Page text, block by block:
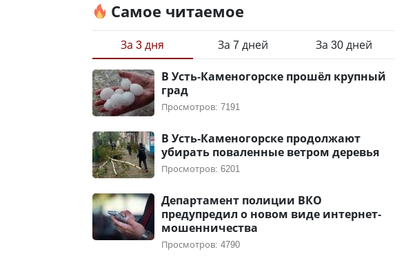
Самое читаемое
За 3 дня За 7 дней За 30 дней
В Усть-Каменогорске прошёл крупный
град
Просмотров: 7191
В Усть-Каменогорске продолжают
убирать поваленные ветром деревья
Просмотров: 6201
Департамент полиции ВКО
предупредил о новом виде интернет-
мошенничества
Просмотров: 4790